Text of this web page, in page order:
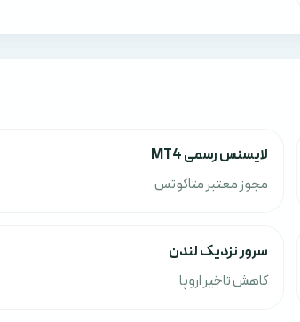
لایسنس رسمی MT4
مجوز معتبر متاکوتس
سرور نزدیک لندن
کاهش تاخیر اروپا